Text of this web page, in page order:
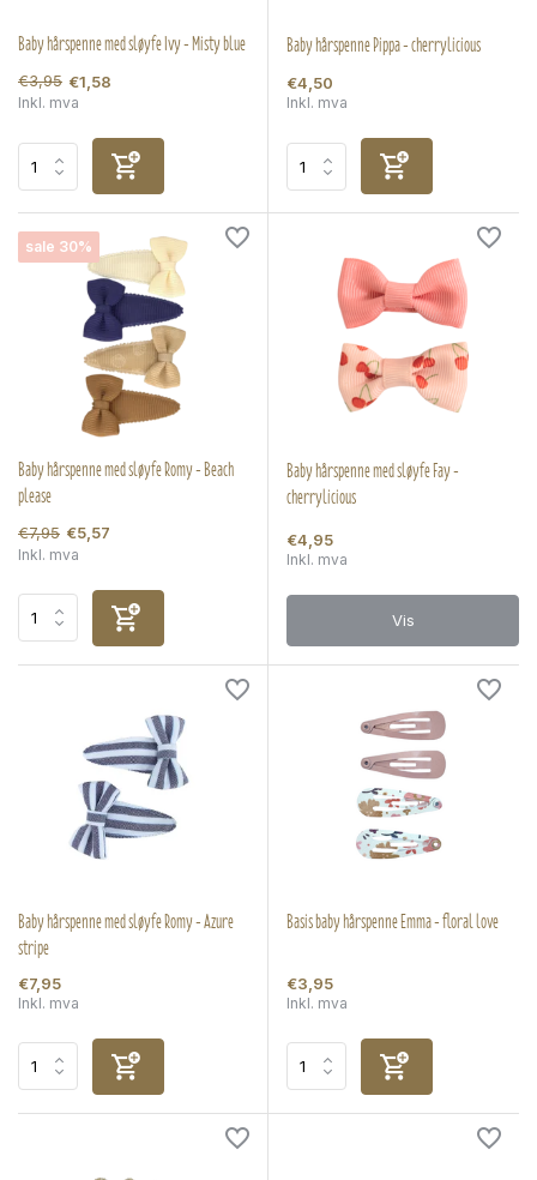
Baby hårspenne med sløyfe Ivy - Misty blue
€3,95 €1,58
Inkl. mva
Baby hårspenne Pippa - cherrylicious
€4,50
Inkl. mva
sale 30%
Baby hårspenne med sløyfe Romy - Beach
please
€7,95 €5,57
Inkl. mva
Baby hårspenne med sløyfe Fay -
cherrylicious
€4,95
Inkl. mva
Vis
Baby hårspenne med sløyfe Romy - Azure
stripe
€7,95
Inkl. mva
Basis baby hårspenne Emma - floral love
€3,95
Inkl. mva